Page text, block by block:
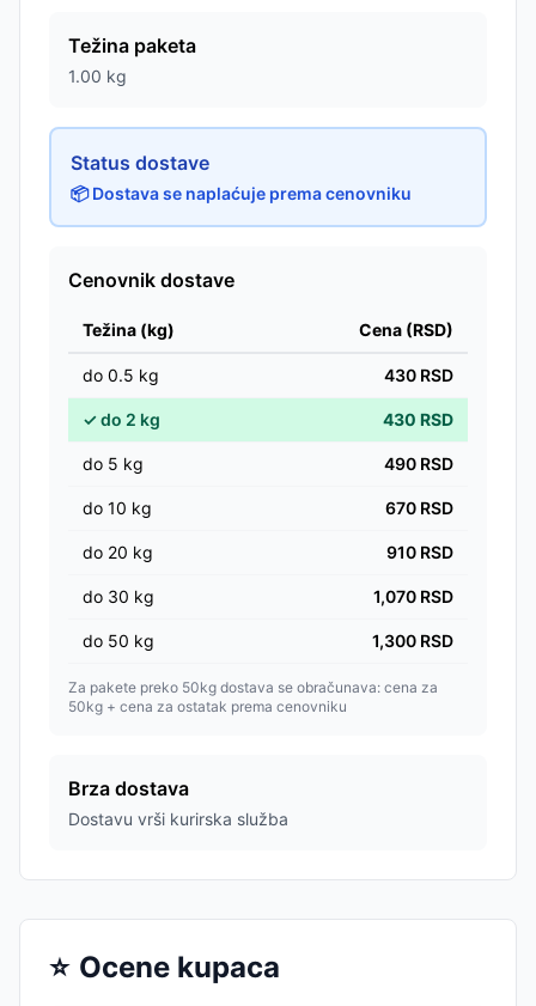
Težina paketa
1.00 kg
Status dostave
📦 Dostava se naplaćuje prema cenovniku
Cenovnik dostave
Težina (kg) Cena (RSD)
do 0.5 kg 430 RSD
✓do 2 kg 430 RSD
do 5 kg 490 RSD
do 10 kg 670 RSD
do 20 kg 910 RSD
do 30 kg 1,070 RSD
do 50 kg 1,300 RSD
Za pakete preko 50kg dostava se obračunava: cena za
50kg + cena za ostatak prema cenovniku
Brza dostava
Dostavu vrši kurirska služba
⭐ Ocene kupaca